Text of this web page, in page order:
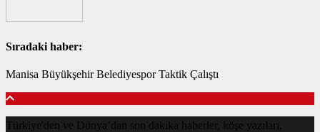
Sıradaki haber:
Manisa Büyükşehir Belediyespor Taktik Çalıştı
Türkiye'den ve Dünya’dan son dakika haberler, köşe yazıları,